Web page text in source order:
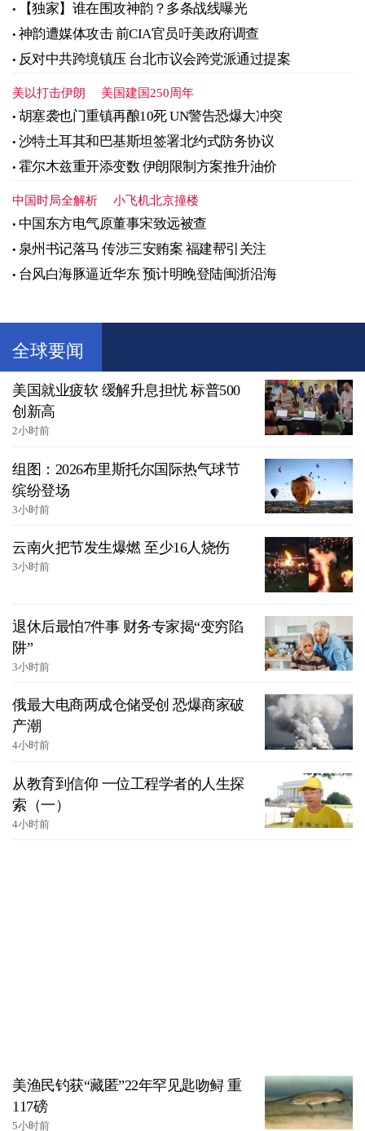
【独家】谁在围攻神韵？多条战线曝光
神韵遭媒体攻击 前CIA官员吁美政府调查
反对中共跨境镇压 台北市议会跨党派通过提案
美以打击伊朗 美国建国250周年
胡塞袭也门重镇再酿10死 UN警告恐爆大冲突
沙特土耳其和巴基斯坦签署北约式防务协议
霍尔木兹重开添变数 伊朗限制方案推升油价
中国时局全解析 小飞机北京撞楼
中国东方电气原董事宋致远被查
泉州书记落马 传涉三安贿案 福建帮引关注
台风白海豚逼近华东 预计明晚登陆闽浙沿海
全球要闻
美国就业疲软 缓解升息担忧 标普500
创新高
2小时前
组图：2026布里斯托尔国际热气球节
缤纷登场
3小时前
云南火把节发生爆燃 至少16人烧伤
3小时前
退休后最怕7件事 财务专家揭“变穷陷
阱”
3小时前
俄最大电商两成仓储受创 恐爆商家破
产潮
4小时前
从教育到信仰 一位工程学者的人生探
索（一）
4小时前
美渔民钓获“藏匿”22年罕见匙吻鲟 重
117磅
5小时前